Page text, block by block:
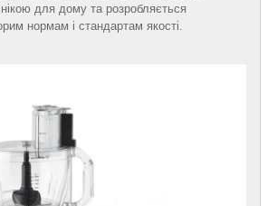
для дому та розробляється
нормам і стандартам якості.